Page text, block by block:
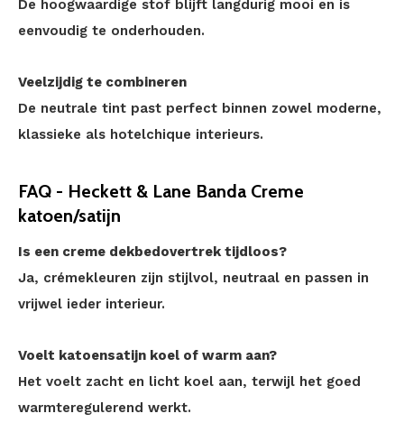
De hoogwaardige stof blijft langdurig mooi en is
eenvoudig te onderhouden.
Veelzijdig te combineren
De neutrale tint past perfect binnen zowel moderne,
klassieke als hotelchique interieurs.
FAQ - Heckett & Lane Banda Creme
katoen/satijn
Is een creme dekbedovertrek tijdloos?
Ja, crémekleuren zijn stijlvol, neutraal en passen in
vrijwel ieder interieur.
Voelt katoensatijn koel of warm aan?
Het voelt zacht en licht koel aan, terwijl het goed
warmteregulerend werkt.